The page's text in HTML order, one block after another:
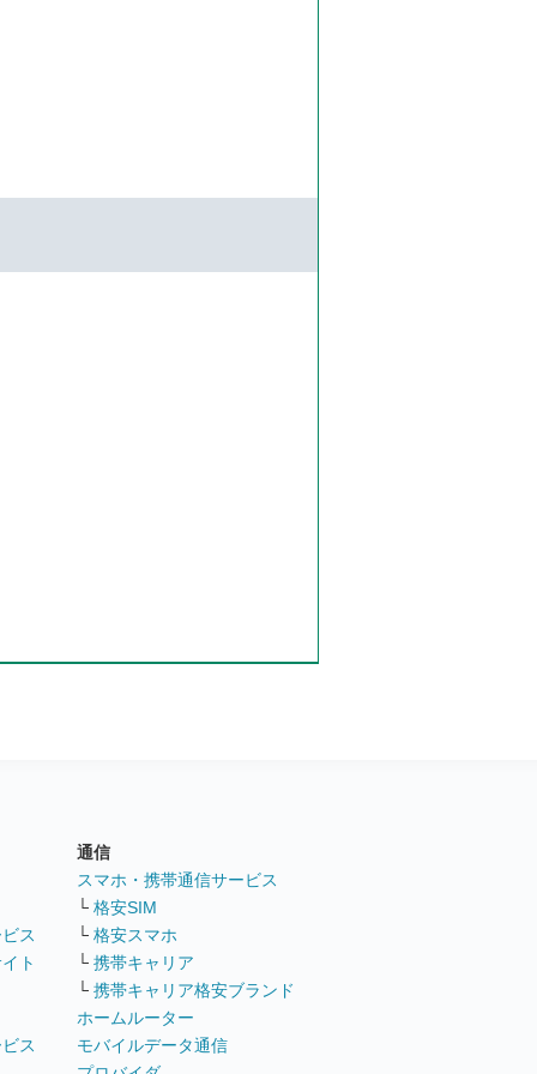
ス
ト
ス
通信
スマホ・携帯通信サービス
└ 格安SIM
└ 格安スマホ
└ 携帯キャリア
└ 携帯キャリア格安ブランド
ホームルーター
モバイルデータ通信